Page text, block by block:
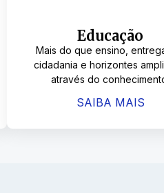
Educação
Mais do que ensino,
cidadania e horizontes
através do
SAIBA MAIS